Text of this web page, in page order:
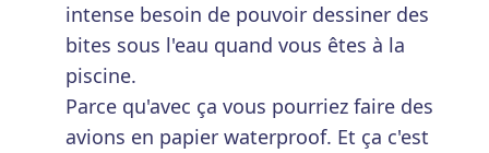
intense besoin de pouvoir dessiner des
bites sous l'eau quand vous êtes à la
piscine.
Parce qu'avec ça vous pourriez faire des
avions en papier waterproof. Et ça c'est